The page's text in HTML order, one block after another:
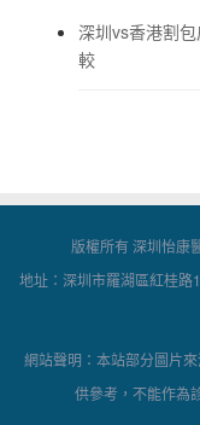
深圳vs香港割
較
版權所有 深圳怡康
地址：深圳市羅湖區紅桂
網站聲明：本站部分圖片
供參考，不能作為